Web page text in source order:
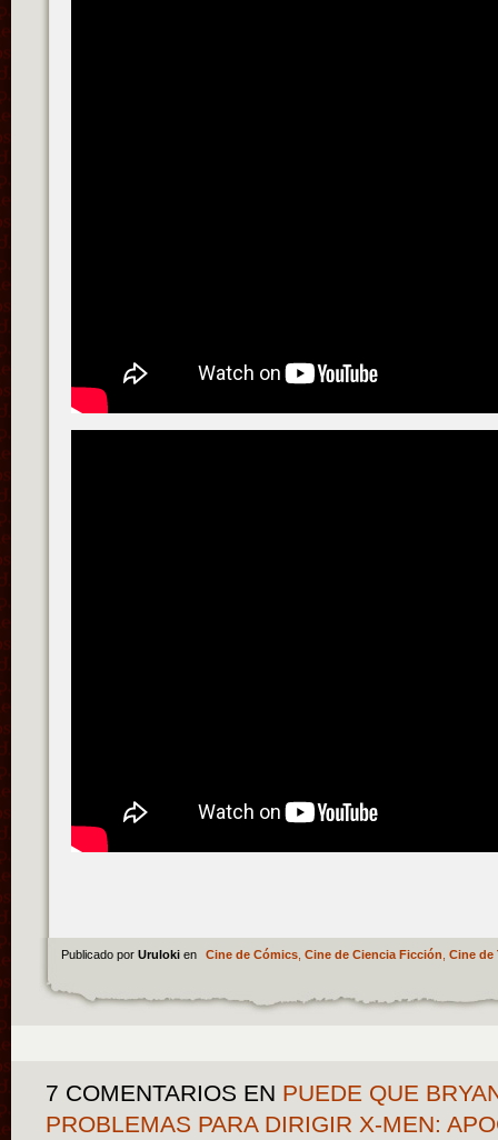
Publicado por Uruloki en Cine de Cómics, Cine de Ciencia Ficción Cine de
7 COMENTARIOS EN PUEDE QUE
PROBLEMAS PARA DIRIGIR X-MEN: